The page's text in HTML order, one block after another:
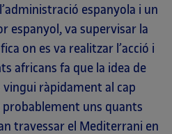
espanyola i un
espanyol, va supervisar la
on es va realitzar l’acció i
africans fa que la idea de
ràpidament al cap
uns quants
travessar el Mediterrani en